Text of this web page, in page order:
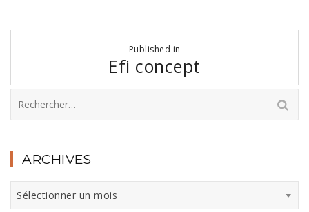
l’article
Published in
Efi concept
ARCHIVES
Archives
Sélectionner un mois